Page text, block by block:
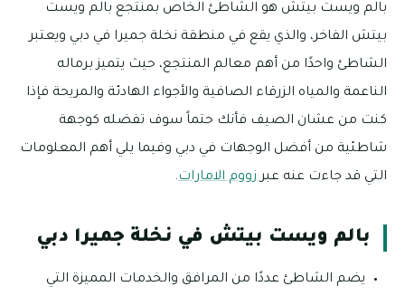
بالم ويست بيتش هو الشاطئ الخاص بمنتجع بالم ويست
بيتش الفاخر، والذي يقع في منطقة نخلة جميرا في دبي ويعتبر
الشاطئ واحدًا من أهم معالم المنتجع، حيث يتميز برماله
الناعمة والمياه الزرقاء الصافية والأجواء الهادئة والمريحة فإذا
كنت من عشان الصيف فأنك حتماً سوف تفضله كوجهة
شاطئية من أفضل الوجهات في دبي وفيما يلي أهم المعلومات
التي قد جاءت عنه عبرزووم الامارات.
بالم ويست بيتش في نخلة جميرا دبي
يضم الشاطئ عددًا من المرافق والخدمات المميزة التي